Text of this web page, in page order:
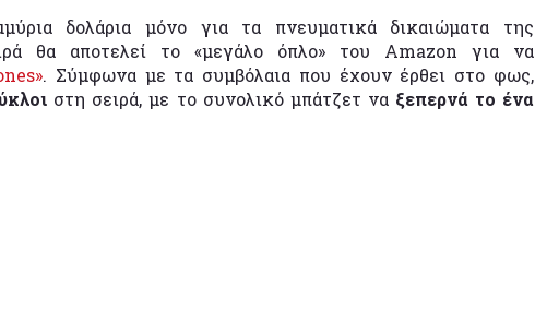
δολάρια μόνο για τα πνευματικά δικαιώματα της
θα αποτελεί το «μεγάλο όπλο» του Amazon για να
. Σύμφωνα με τα συμβόλαια που έχουν έρθει στο φως,
στη σειρά, με το συνολικό μπάτζετ να ξεπερνά το ένα